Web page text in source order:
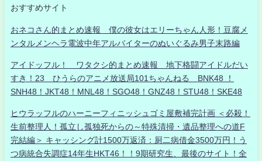
おすすめサイト
おネコさん的まとめ速報 僕の彼女はエリーちゃん人形！豆腐メ
ンタルメンヘラ電波中年アルバイターのぬいぐるみ男子末路編
アイドッフル！ ワタクシ的まとめ速報 地下格闘アイドルだい
すき！23 ひうらのアニメ放送局101ちゃんねる BNK48 ！
SNH48！JKT48！MNL48！SGO48！GNZ48！STU48！SKE48
ヒウラッフルのハーニーフィニッシュゴミ屋敷補完計画 ＜必殺！
生前整理人！孤立し孤独死からの～特殊清掃・遺品整理への道F
完結編＞ キャッシング計1500万返済：厨二病借金3500万円！う
つ病統合失調症14年生HKT46！！9期研究生、最後のサイト！全